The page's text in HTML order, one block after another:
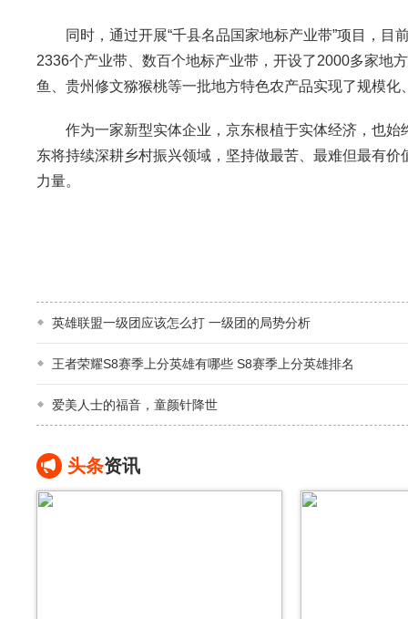
同时，通过开展“千县名品国家地标产业带”项目，目
2336个产业带、数百个地标产业带，开设了2000多家地
鱼、贵州修文猕猴桃等一批地方特色农产品实现了规模化
作为一家新型实体企业，京东根植于实体经济，也始
东将持续深耕乡村振兴领域，坚持做最苦、最难但最有
力量。
英雄联盟一级团应该怎么打 一级团的局势分析
王者荣耀S8赛季上分英雄有哪些 S8赛季上分英雄排名
爱美人士的福音，童颜针降世
头条资讯